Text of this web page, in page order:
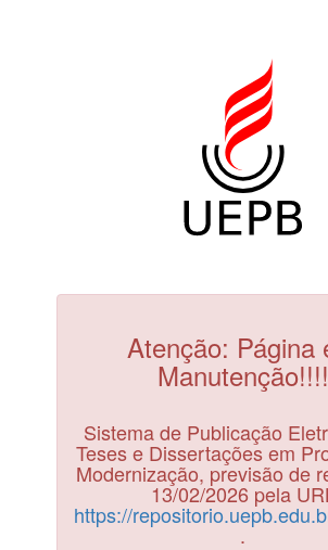
Atenção: Página
Manutenção!!!!
Sistema de Publicação
Teses e Dissertações em
Modernização, previsão de
13/02/2026 pela
https://
.